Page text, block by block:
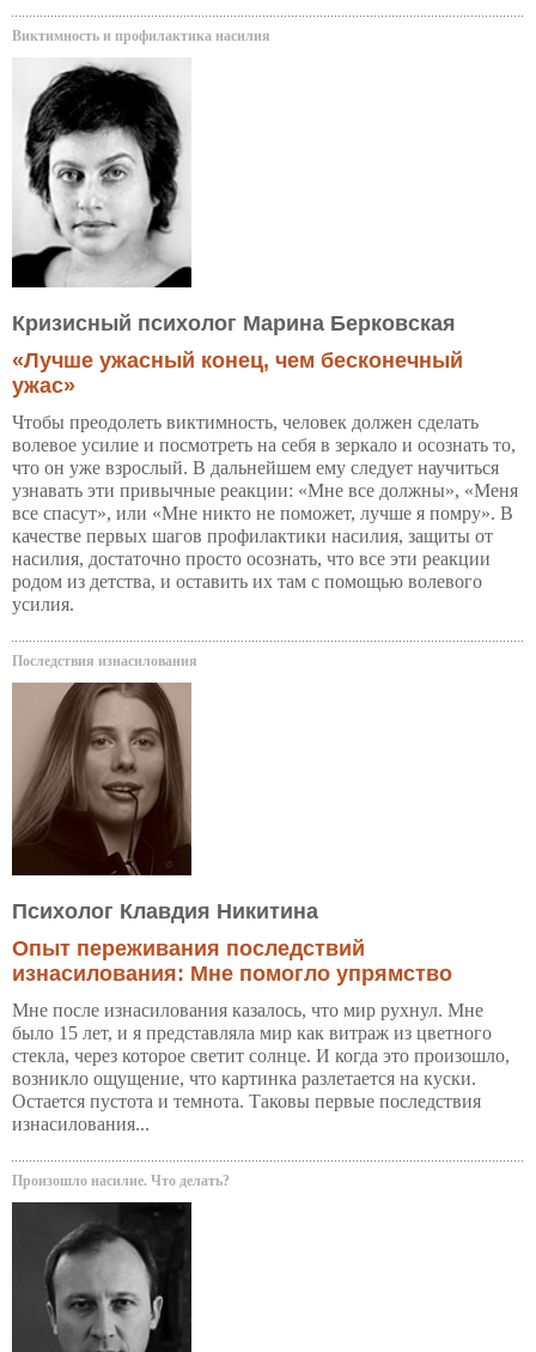
Виктимность и профилактика насилия
Кризисный психолог Марина Берковская
«Лучше ужасный конец, чем бесконечный
ужас»
Чтобы преодолеть виктимность, человек должен сделать
волевое усилие и посмотреть на себя в зеркало и осознать то,
что он уже взрослый. В дальнейшем ему следует научиться
узнавать эти привычные реакции: «Мне все должны», «Меня
все спасут», или «Мне никто не поможет, лучше я помру». В
качестве первых шагов профилактики насилия, защиты от
насилия, достаточно просто осознать, что все эти реакции
родом из детства, и оставить их там с помощью волевого
усилия.
Последствия изнасилования
Психолог Клавдия Никитина
Опыт переживания последствий
изнасилования: Мне помогло упрямство
Мне после изнасилования казалось, что мир рухнул. Мне
было 15 лет, и я представляла мир как витраж из цветного
стекла, через которое светит солнце. И когда это произошло,
возникло ощущение, что картинка разлетается на куски.
Остается пустота и темнота. Таковы первые последствия
изнасилования...
Произошло насилие. Что делать?